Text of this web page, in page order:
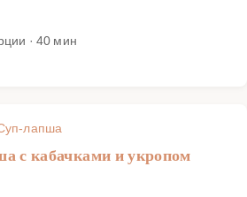
· 40 мин
лапша
с кабачками и укропом